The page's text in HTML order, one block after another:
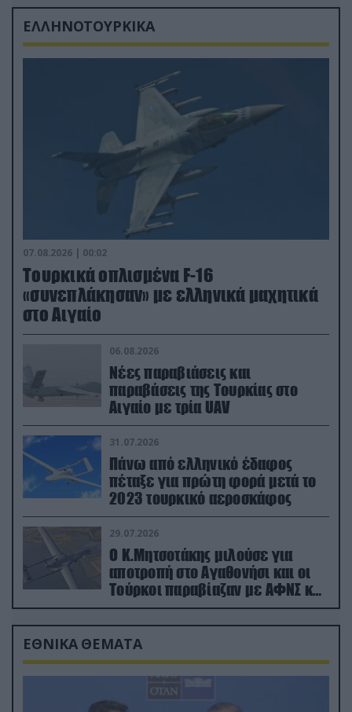
ΕΛΛΗΝΟΤΟΥΡΚΙΚΑ
07.08.2026 | 00:02
Τουρκικά οπλισμένα F-16
«συνεπλάκησαν» με ελληνικά μαχητικά
στο Αιγαίο
06.08.2026
Νέες παραβιάσεις και
παραβάσεις της Τουρκίας στο
Αιγαίο με τρία UAV
31.07.2026
Πάνω από ελληνικό έδαφος
πέταξε για πρώτη φορά μετά το
2023 τουρκικό αεροσκάφος
29.07.2026
Ο Κ.Μητσοτάκης μιλούσε για
αποτροπή στο Αγαθονήσι και οι
Τούρκοι παραβίαζαν με ΑΦΝΣ και
drone
ΕΘΝΙΚΑ ΘΕΜΑΤΑ